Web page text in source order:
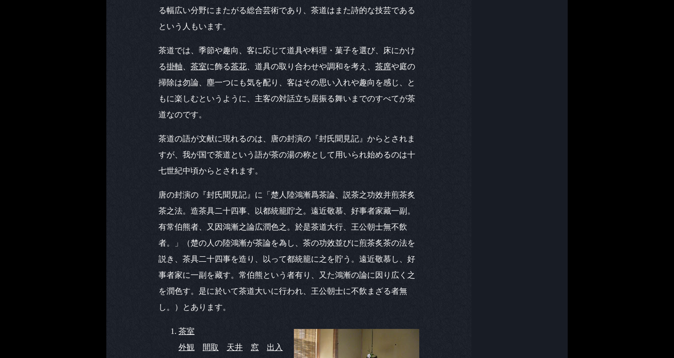
る幅広い分野にまたがる総合芸術であり、茶道はまた詩的な技芸である
という人もいます。
茶道では、季節や趣向、客に応じて道具や料理・菓子を選び、床にかけ
る掛軸 茶室に飾る茶花 、道具の取り合わせや調和を考え、 茶席や庭の
掃除は勿論、塵一つにも気を配り、客はその思い入れや趣向を感じ、と
もに楽しむというように、主客の対話立ち居振る舞いまでのすべてが茶
道なのです。
茶道の語が文献に現れるのは、唐の封演の『封氏聞見記』からとされま
すが、我が国で茶道という語が茶の湯の称として用いられ始めるのは十
七世紀中頃からとされます。
唐の封演の『封氏聞見記』に「楚人陸鴻漸爲茶論、説茶之功效并煎茶炙
茶之法。造茶具二十四事、以都統籠貯之。遠近敬慕、好事者家藏一副。
有常伯熊者、又因鴻漸之論広潤色之。於是茶道大行、王公朝士無不飲
者。」（楚の人の陸鴻漸が茶論を為し、茶の功效並びに煎茶炙茶の法を
説き、茶具二十四事を造り、以って都統籠に之を貯う。遠近敬慕し、好
事者家に一副を藏す。常伯熊という者有り、又た鴻漸の論に因り広く之
を潤色す。是に於いて茶道大いに行われ、王公朝士に不飲まざる者無
し。）とあります。
茶室
外観
間取 天井 窓
出入